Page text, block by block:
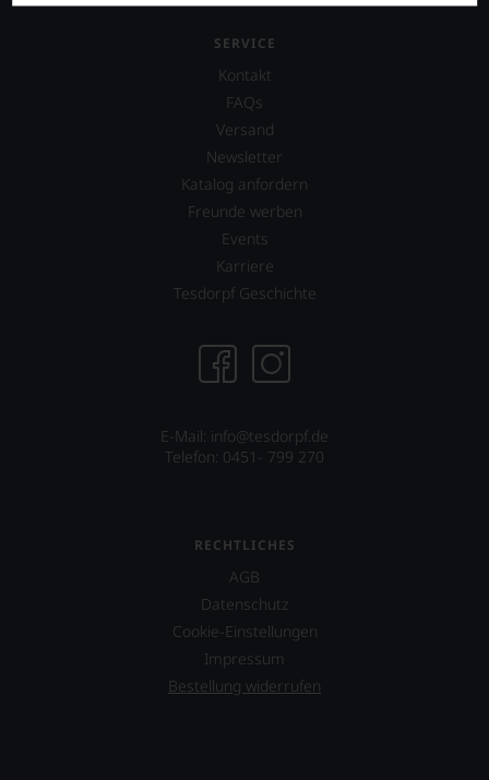
SERVICE
Kontakt
FAQs
Versand
Newsletter
Katalog anfordern
Freunde werben
Events
Karriere
Tesdorpf Geschichte
E-Mail: info@tesdorpf.de
Telefon: 0451- 799 270
RECHTLICHES
AGB
Datenschutz
Cookie-Einstellungen
Impressum
Bestellung widerrufen